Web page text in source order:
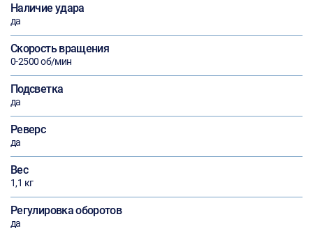
Наличие удара
да
Скорость вращения
0-2500 об/мин
Подсветка
да
Реверс
да
Вес
1,1 кг
Регулировка оборотов
да